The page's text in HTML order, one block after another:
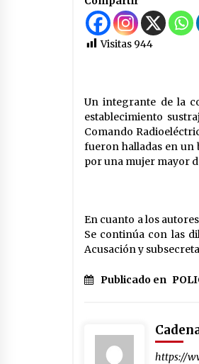
una
05/
La
Fondo
$2603/
Visitas 944
Un integrante de la
establecimiento
Comando
fueron halladas en un
por una mujer mayor
En cuanto a los
Se continúa con las
Acusación y
Publicado en
https://